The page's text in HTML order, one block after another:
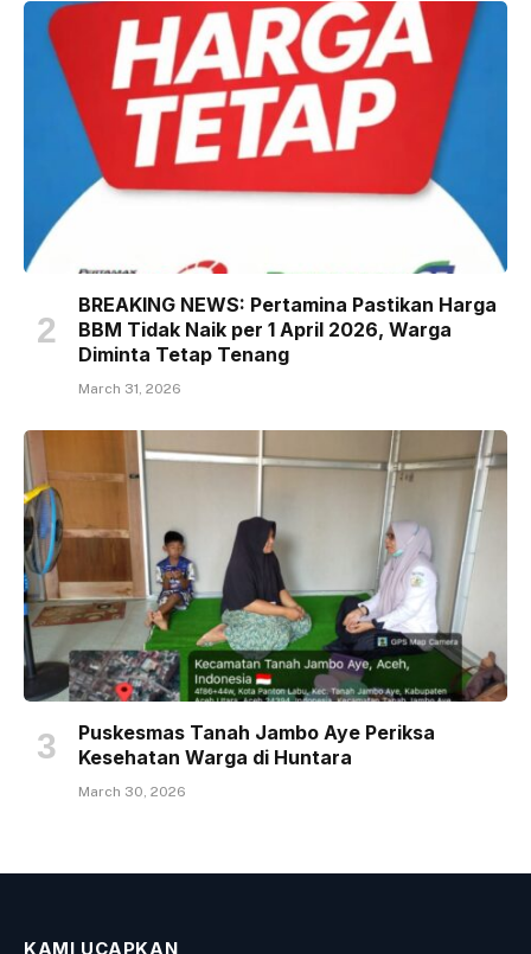
BREAKING NEWS: Pertamina Pastikan Harga
BBM Tidak Naik per 1 April 2026, Warga
Diminta Tetap Tenang
March 31, 2026
Puskesmas Tanah Jambo Aye Periksa
Kesehatan Warga di Huntara
March 30, 2026
KAMI UCAPKAN